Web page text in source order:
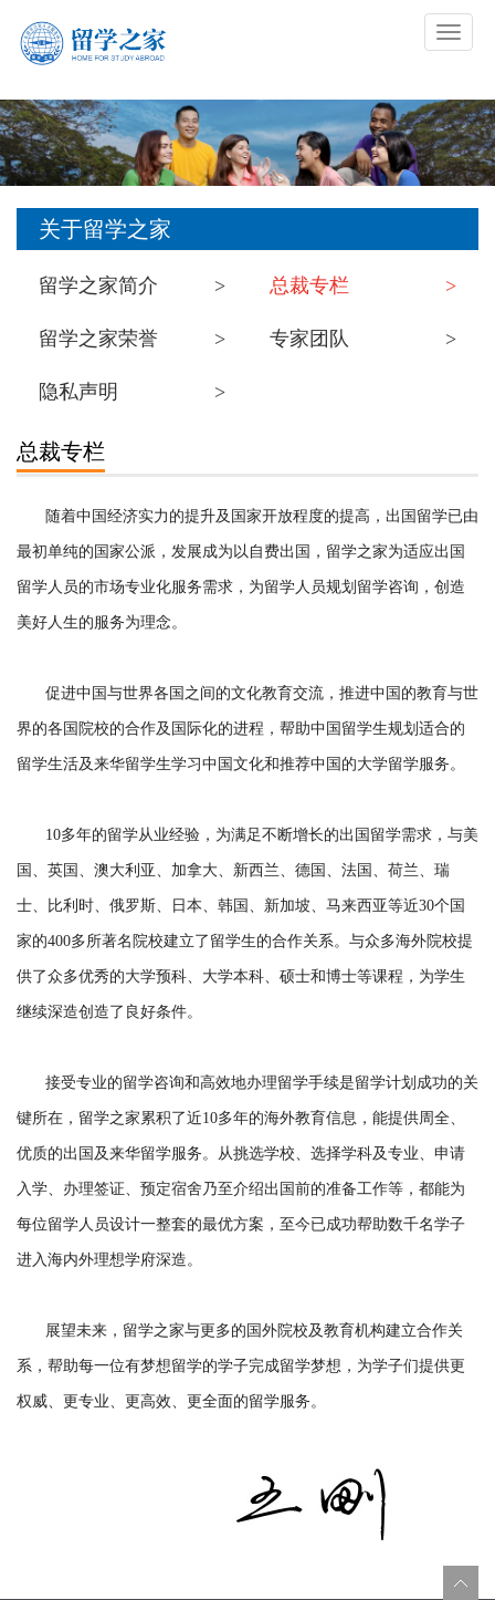
关于留学之家
留学之家简介 > 总裁专栏 >
留学之家荣誉 > 专家团队 >
隐私声明 >
总裁专栏
随着中国经济实力的提升及国家开放程度的提高，出国留学已由
最初单纯的国家公派，发展成为以自费出国，留学之家为适应出国
留学人员的市场专业化服务需求，为留学人员规划留学咨询，创造
美好人生的服务为理念。
促进中国与世界各国之间的文化教育交流，推进中国的教育与世
界的各国院校的合作及国际化的进程，帮助中国留学生规划适合的
留学生活及来华留学生学习中国文化和推荐中国的大学留学服务。
10多年的留学从业经验，为满足不断增长的出国留学需求，与美
国、英国、澳大利亚、加拿大、新西兰、德国、法国、荷兰、瑞
士、比利时、俄罗斯、日本、韩国、新加坡、马来西亚等近30个国
家的400多所著名院校建立了留学生的合作关系。与众多海外院校提
供了众多优秀的大学预科、大学本科、硕士和博士等课程，为学生
继续深造创造了良好条件。
接受专业的留学咨询和高效地办理留学手续是留学计划成功的关
键所在，留学之家累积了近10多年的海外教育信息，能提供周全、
优质的出国及来华留学服务。从挑选学校、选择学科及专业、申请
入学、办理签证、预定宿舍乃至介绍出国前的准备工作等，都能为
每位留学人员设计一整套的最优方案，至今已成功帮助数千名学子
进入海内外理想学府深造。
展望未来，留学之家与更多的国外院校及教育机构建立合作关
系，帮助每一位有梦想留学的学子完成留学梦想，为学子们提供更
权威、更专业、更高效、更全面的留学服务。